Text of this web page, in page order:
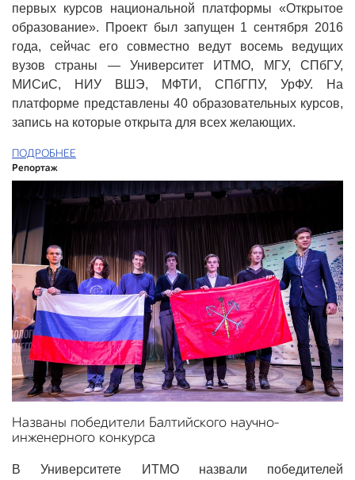
первых курсов национальной платформы «Открытое
образование». Проект был запущен 1 сентября 2016
года, сейчас его совместно ведут восемь ведущих
вузов страны — Университет ИТМО, МГУ, СПбГУ,
МИСиС, НИУ ВШЭ, МФТИ, СПбГПУ, УрФУ. На
платформе представлены 40 образовательных курсов,
запись на которые открыта для всех желающих.
ПОДРОБНЕЕ
Репортаж
Названы победители Балтийского научно-
инженерного конкурса
В Университете ИТМО назвали победителей